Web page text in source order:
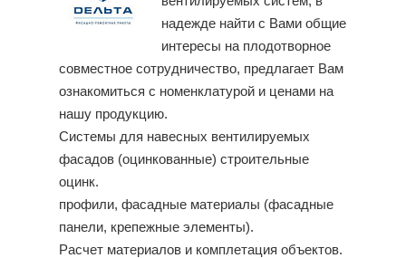
надежде найти с Вами общие
интересы на плодотворное
совместное сотрудничество, предлагает Вам
ознакомиться с номенклатурой и ценами на
нашу продукцию.
Системы для навесных вентилируемых
фасадов (оцинкованные) строительные
оцинк.
профили, фасадные материалы (фасадные
панели, крепежные элементы).
Расчет материалов и комплетация объектов.